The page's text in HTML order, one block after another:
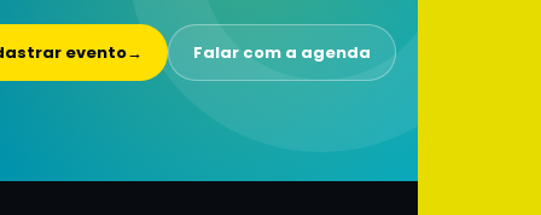
evento→ Falar com a agenda